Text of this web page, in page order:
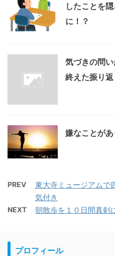
したことを
に！？
気づきの問
終えた振り
嫌なことが
PREV
東大寺ミュージアムで
気付き
NEXT 朝散歩を１０日間真剣
プロフィール